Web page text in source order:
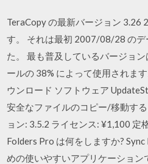
TeraCopy の最新バージョン
す。 それは最初 2007/08/28 のデ
た。 最も普及しているバージョ
ールの 38% によって使用されま
ウンロード ソフトウェア
安全なファイルのコピー/移動す
ョン: 3.5.2 ライセンス: ¥1,100 定
Folders Pro は何をしますか?
めの使いやすいアプリケーショ